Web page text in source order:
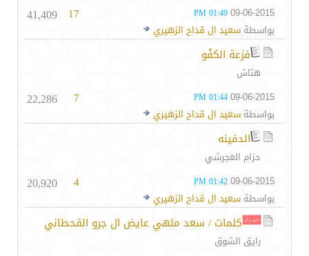
09-06-2015
01:49 PM
بواسطة سعيد ال قداح الزهيري
17
41,409
فزعة الكفْو
هتاش
09-06-2015
01:44 PM
بواسطة سعيد ال قداح الزهيري
7
22,286
الدفينه
حزام العجرشي
09-06-2015
01:42 PM
بواسطة سعيد ال قداح الزهيري
4
20,920
كلمات / سعد ملهي عايض ال جرو القحطاني
رايق الشوق